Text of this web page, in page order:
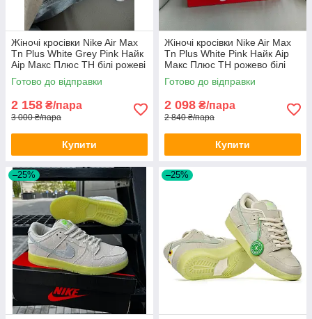
Жіночі кросівки Nike Air Max
Tn Plus White Grey Pink Найк
Аір Макс Плюс ТН білі рожеві
весна літо
Готово до відправки
2 158 ₴/пара
3 000 ₴/пара
Купити
Жіночі кросівки Nike Air Max
Tn Plus White Pink Найк Аір
Макс Плюс ТН рожево білі
текстиль весняні
Готово до відправки
2 098 ₴/пара
2 840 ₴/пара
Купити
–25% –25%